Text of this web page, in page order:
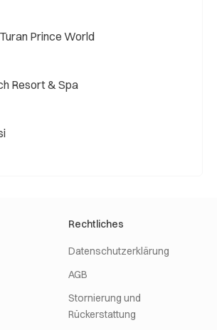
Prince World
Resort & Spa
Rechtliches
Datenschutzerklärung
AGB
Stornierung und
Rückerstattung